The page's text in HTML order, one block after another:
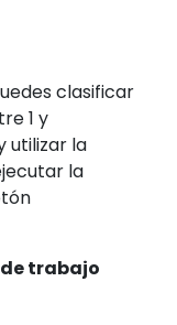
clasificar
1 y
utilizar la
la
trabajo